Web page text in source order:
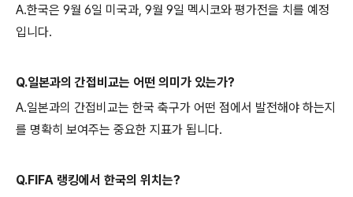
A.한국은 9월 6일 미국과, 9월 9일 멕시코와 평가전을 치를 예정
입니다.
Q.일본과의 간접비교는 어떤 의미가 있는가?
A.일본과의 간접비교는 한국 축구가 어떤 점에서 발전해야 하는지
를 명확히 보여주는 중요한 지표가 됩니다.
Q.FIFA 랭킹에서 한국의 위치는?